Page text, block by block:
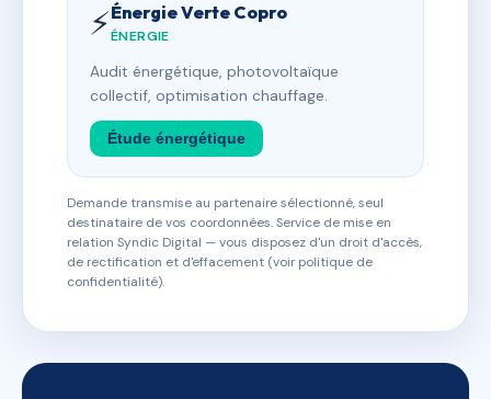
⚡Énergie Verte Copro
ÉNERGIE
Audit énergétique, photovoltaïque
collectif, optimisation chauffage.
Étude énergétique
Demande transmise au partenaire sélectionné, seul
destinataire de vos coordonnées. Service de mise en
relation Syndic Digital — vous disposez d'un droit d'accès,
de rectification et d'effacement (voir politique de
confidentialité).